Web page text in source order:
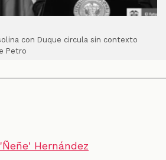
con Duque circula sin contexto
Petro
Hernández